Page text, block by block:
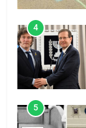
5
6